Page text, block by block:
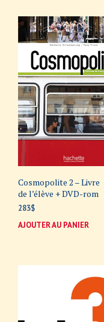
Cosmopolite 2 – Livre
de l’élève + DVD-rom
283$
AJOUTER AU PANIER